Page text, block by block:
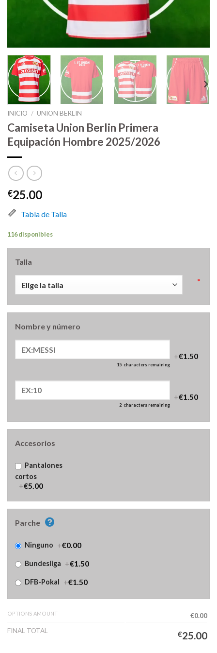
INICIO / UNION BERLIN
Camiseta Union Berlin Primera
Equipación Hombre 2025/2026
€25.00
Tabla de Talla
116 disponibles
Talla
*
Nombre y número
15 characters remaining
+€1.50
2 characters remaining
+€1.50
Accesorios
Pantalones
cortos
+€5.00
Parche
Ninguno +€0.00
Bundesliga +€1.50
DFB-Pokal +€1.50
OPTIONS AMOUNT
€0.00
FINAL TOTAL
€25.00